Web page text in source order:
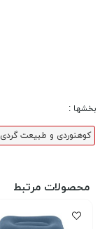
بخشها :
کوهنوردی و طبیعت گردی
محصولات مرتبط